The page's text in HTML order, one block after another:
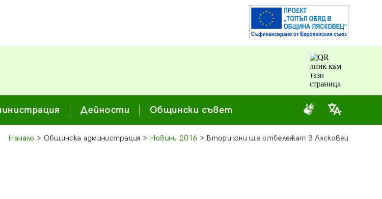
Дейности Общински съвет
Начало > Общинска администрация > Новини 2016 > Втори юни ще отбележат в Лясковец